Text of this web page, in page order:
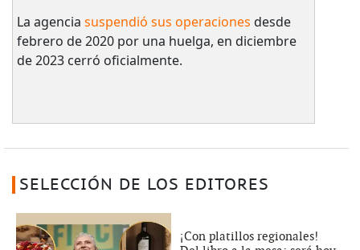
La agencia suspendió sus operaciones desde
febrero de 2020 por una huelga, en diciembre
de 2023 cerró oficialmente.
SELECCIÓN DE LOS EDITORES
¡Con platillos regionales!